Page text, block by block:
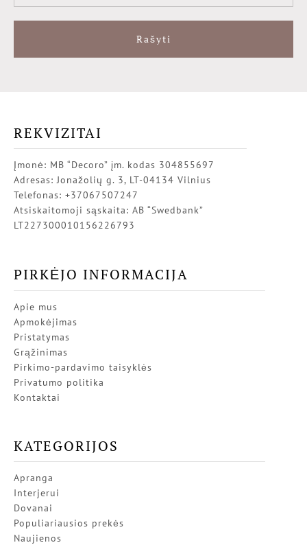
Rašyti
REKVIZITAI
Įmonė: MB “Decoro” įm. kodas 304855697
Adresas: Jonažolių g. 3, LT-04134 Vilnius
Telefonas: +37067507247
Atsiskaitomoji sąskaita: AB “Swedbank”
LT227300010156226793
PIRKĖJO INFORMACIJA
Apie mus
Apmokėjimas
Pristatymas
Grąžinimas
Pirkimo-pardavimo taisyklės
Privatumo politika
Kontaktai
KATEGORIJOS
Apranga
Interjerui
Dovanai
Populiariausios prekės
Naujienos